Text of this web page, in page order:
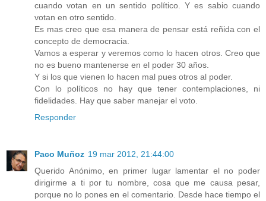
cuando votan en un sentido político. Y es sabio cuando
votan en otro sentido.
Es mas creo que esa manera de pensar está reñida con el
concepto de democracia.
Vamos a esperar y veremos como lo hacen otros. Creo que
no es bueno mantenerse en el poder 30 años.
Y si los que vienen lo hacen mal pues otros al poder.
Con lo políticos no hay que tener contemplaciones, ni
fidelidades. Hay que saber manejar el voto.
Responder
Paco Muñoz 19 mar 2012, 21:44:00
Querido Anónimo, en primer lugar lamentar el no poder
dirigirme a ti por tu nombre, cosa que me causa pesar,
porque no lo pones en el comentario. Desde hace tiempo el